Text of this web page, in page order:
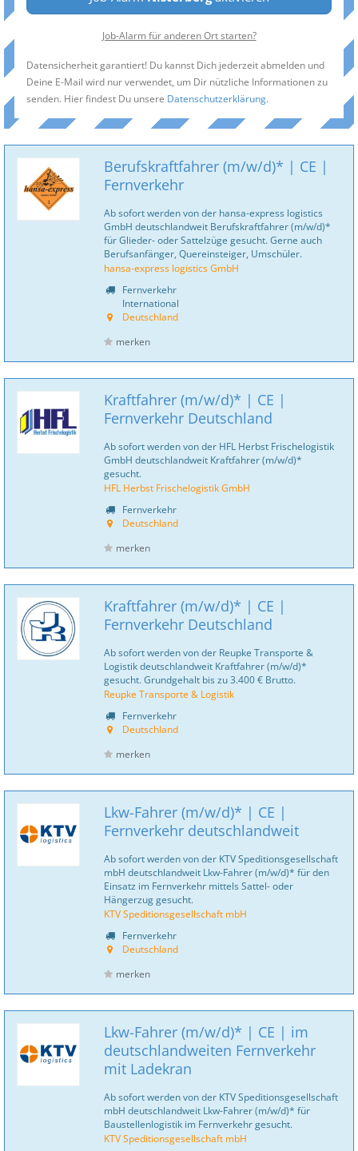
Job-Alarm für anderen Ort starten?
Datensicherheit garantiert! Du kannst Dich jederzeit abmelden und
Deine E-Mail wird nur verwendet, um Dir nützliche Informationen zu
senden. Hier findest Du unsere Datenschutzerklärung.
Berufskraftfahrer (m/w/d)* | CE |
Fernverkehr
Ab sofort werden von der hansa-express logistics
GmbH deutschlandweit Berufskraftfahrer (m/w/d)*
für Glieder- oder Sattelzüge gesucht. Gerne auch
Berufsanfänger, Quereinsteiger, Umschüler.
hansa-express logistics GmbH
Fernverkehr
International
Deutschland
merken
Kraftfahrer (m/w/d)* | CE |
Fernverkehr Deutschland
Ab sofort werden von der HFL Herbst Frischelogistik
GmbH deutschlandweit Kraftfahrer (m/w/d)*
gesucht.
HFL Herbst Frischelogistik GmbH
Fernverkehr
Deutschland
merken
Kraftfahrer (m/w/d)* | CE |
Fernverkehr Deutschland
Ab sofort werden von der Reupke Transporte &
Logistik deutschlandweit Kraftfahrer (m/w/d)*
gesucht. Grundgehalt bis zu 3.400 € Brutto.
Reupke Transporte & Logistik
Fernverkehr
Deutschland
merken
Lkw-Fahrer (m/w/d)* | CE |
Fernverkehr deutschlandweit
Ab sofort werden von der KTV Speditionsgesellschaft
mbH deutschlandweit Lkw-Fahrer (m/w/d)* für den
Einsatz im Fernverkehr mittels Sattel- oder
Hängerzug gesucht.
KTV Speditionsgesellschaft mbH
Fernverkehr
Deutschland
merken
Lkw-Fahrer (m/w/d)* | CE | im
deutschlandweiten Fernverkehr
mit Ladekran
Ab sofort werden von der KTV Speditionsgesellschaft
mbH deutschlandweit Lkw-Fahrer (m/w/d)* für
Baustellenlogistik im Fernverkehr gesucht.
KTV Speditionsgesellschaft mbH